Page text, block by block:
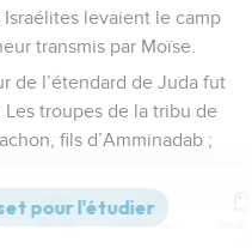
levaient le camp
transmis par Moïse.
de l’étendard de Juda fut
troupes de la tribu de
fils d’Amminadab ;
Éliab, fils de Hélon.
Strong